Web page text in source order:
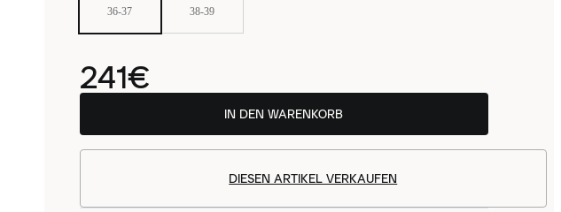
36-37 38-39
241€
IN DEN WARENKORB
DIESEN ARTIKEL VERKAUFEN